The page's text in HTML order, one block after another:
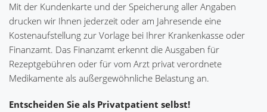
Mit der Kundenkarte und der Speicherung aller Angaben
drucken wir Ihnen jederzeit oder am Jahresende eine
Kostenaufstellung zur Vorlage bei Ihrer Krankenkasse oder
Finanzamt. Das Finanzamt erkennt die Ausgaben für
Rezeptgebühren oder für vom Arzt privat verordnete
Medikamente als außergewöhnliche Belastung an.
Entscheiden Sie als Privatpatient selbst!